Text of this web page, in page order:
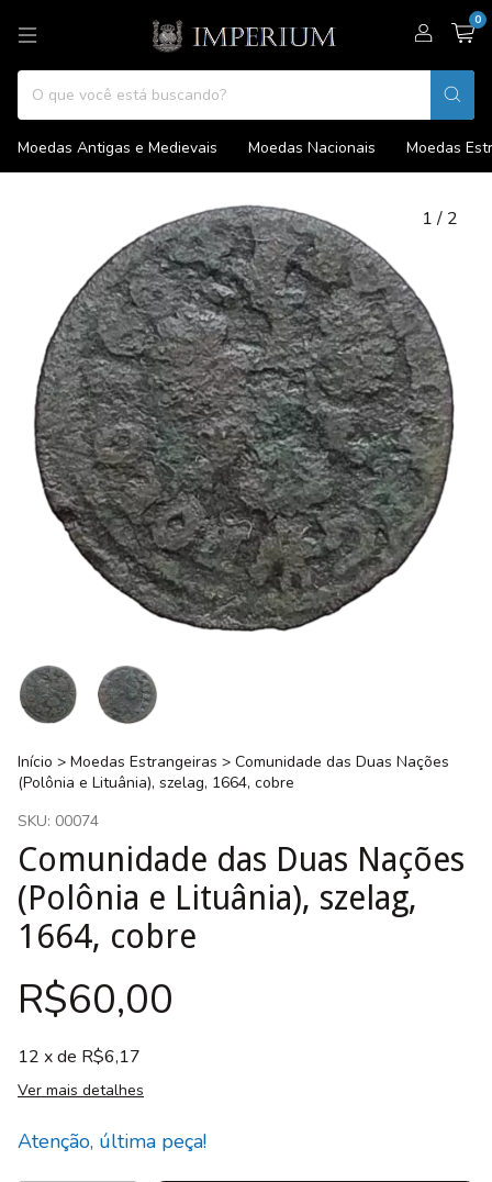
0
Moedas Antigas e Medievais Moedas Nacionais Moedas
1/ 2
Início > Moedas Estrangeiras > Comunidade das Duas Nações
(Polônia e Lituânia), szelag, 1664, cobre
SKU: 00074
Comunidade das Duas Nações
(Polônia e Lituânia), szelag,
1664, cobre
R$60,00
12 x de R$6,17
Ver mais detalhes
Atenção, última peça!